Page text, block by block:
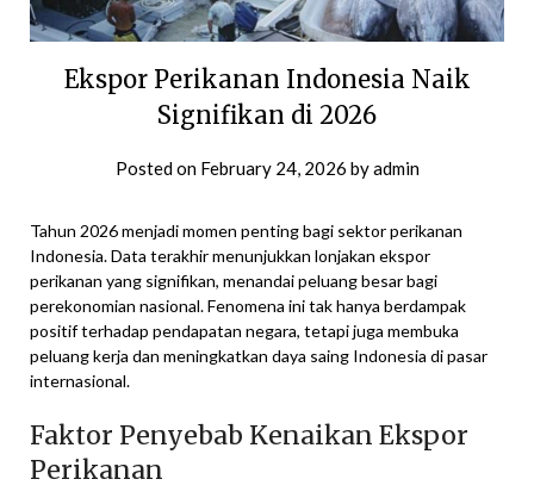
Ekspor Perikanan Indonesia Naik
Signifikan di 2026
Posted on February 24, 2026 byadmin
Tahun 2026 menjadi momen penting bagi sektor perikanan
Indonesia. Data terakhir menunjukkan lonjakan ekspor
perikanan yang signifikan, menandai peluang besar bagi
perekonomian nasional. Fenomena ini tak hanya berdampak
positif terhadap pendapatan negara, tetapi juga membuka
peluang kerja dan meningkatkan daya saing Indonesia di pasar
internasional.
Faktor Penyebab Kenaikan Ekspor
Perikanan